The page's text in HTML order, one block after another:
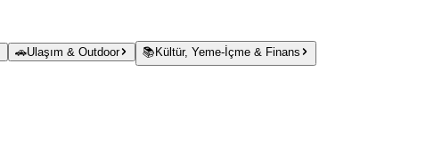
🚗Ulaşım & Outdoor 📚 Kültür, Yeme-İçme & Finans